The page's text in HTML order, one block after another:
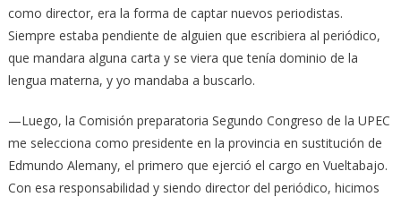
como director, era la forma de captar nuevos periodistas.
Siempre estaba pendiente de alguien que escribiera al periódico,
que mandara alguna carta y se viera que tenía dominio de la
lengua materna, y yo mandaba a buscarlo.
—Luego, la Comisión preparatoria Segundo Congreso de la UPEC
me selecciona como presidente en la provincia en sustitución de
Edmundo Alemany, el primero que ejerció el cargo en Vueltabajo.
Con esa responsabilidad y siendo director del periódico, hicimos